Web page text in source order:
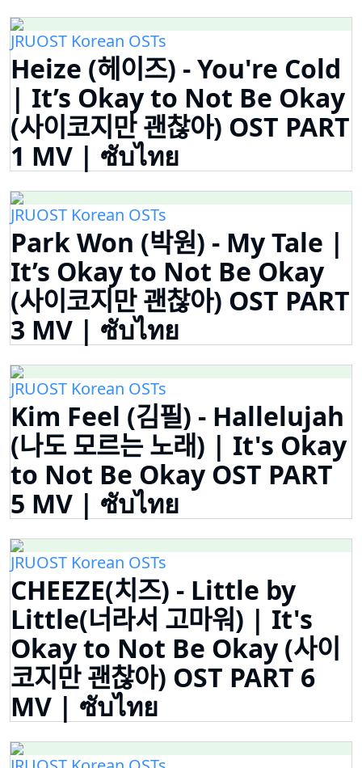
JRUOST Korean OSTs
Heize (헤이즈) - You're Cold
| It’s Okay to Not Be Okay
(사이코지만 괜찮아) OST PART
1 MV | ซับไทย
JRUOST Korean OSTs
Park Won (박원) - My Tale |
It’s Okay to Not Be Okay
(사이코지만 괜찮아) OST PART
3 MV | ซับไทย
JRUOST Korean OSTs
Kim Feel (김필) - Hallelujah
(나도 모르는 노래) | It's Okay
to Not Be Okay OST PART
5 MV | ซับไทย
JRUOST Korean OSTs
CHEEZE(치즈) - Little by
Little(너라서 고마워) | It's
Okay to Not Be Okay (사이
코지만 괜찮아) OST PART 6
MV | ซับไทย